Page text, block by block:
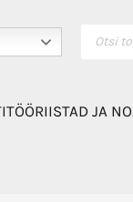
search
JA